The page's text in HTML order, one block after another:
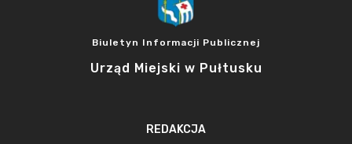
Biuletyn Informacji Publicznej
Urząd Miejski w Pułtusku
REDAKCJA